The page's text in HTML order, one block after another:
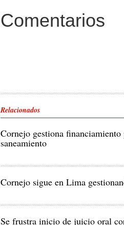
Comentarios
Relacionados
Cornejo gestiona financiamiento
saneamiento
Cornejo sigue en Lima
Se frustra inicio de juicio oral